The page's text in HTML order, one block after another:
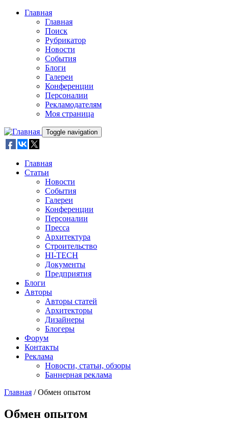
Skip to main content
Главная
Главная
Поиск
Рубрикатор
Новости
События
Блоги
Галереи
Конференции
Персоналии
Рекламодателям
Моя страница
Toggle navigation
Главная
Статьи
Новости
События
Галереи
Конференции
Персоналии
Пресса
Архитектура
Строительство
HI-TECH
Документы
Предприятия
Блоги
Авторы
Авторы статей
Архитекторы
Дизайнеры
Блогеры
Форум
Контакты
Реклама
Новости, статьи, обзоры
Баннерная реклама
Главная / Обмен опытом
Обмен опытом